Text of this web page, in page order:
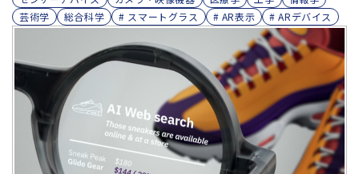
芸術学
総合科学 # スマートグラス # AR表示 # ARデバイス